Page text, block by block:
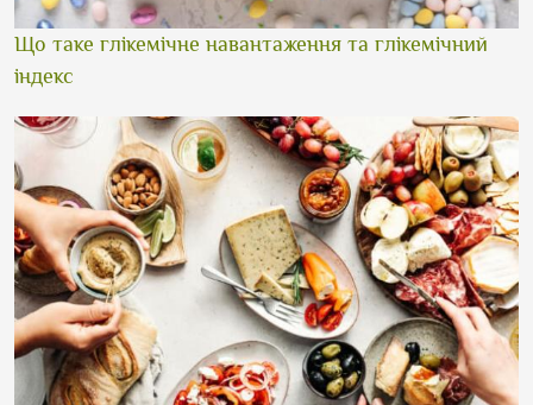
Що таке глікемічне навантаження та глікемічний
індекс